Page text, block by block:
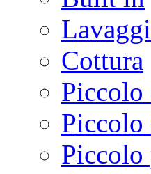
Cottura
Piccolo
Piccolo
Piccolo